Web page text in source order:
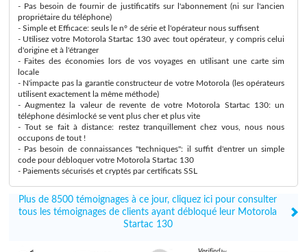
- Pas besoin de fournir de justificatifs sur l'abonnement (ni sur l'ancien
propriétaire du téléphone)
- Simple et Efficace: seuls le n° de série et l'opérateur nous suffisent
- Utilisez votre Motorola Startac 130 avec tout opérateur, y compris celui
d'origine et à l'étranger
- Faites des économies lors de vos voyages en utilisant une carte sim
locale
- N'impacte pas la garantie constructeur de votre Motorola (les opérateurs
utilisent exactement la même méthode)
- Augmentez la valeur de revente de votre Motorola Startac 130: un
téléphone désimlocké se vent plus cher et plus vite
- Tout se fait à distance: restez tranquillement chez vous, nous nous
occupons de tout !
- Pas besoin de connaissances "techniques": il suffit d'entrer un simple
code pour débloquer votre Motorola Startac 130
- Paiements sécurisés et cryptés par certificats SSL
Plus de 8500 témoignages à ce jour, cliquez ici pour consulter
tous les témoignages de clients ayant débloqué leur Motorola
Startac 130